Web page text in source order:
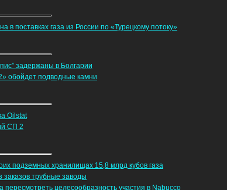
в поставках газа из России по «Турецкому потоку»
задержаны в Болгарии
обойдет подводные камни
Oilstat
СП 2
подземных хранилищах 15,8 млрд кубов газа
заказов трубные заводы
целесообразность участия в Nabucco